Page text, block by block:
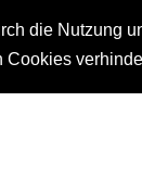
die Nutzung
Cookies